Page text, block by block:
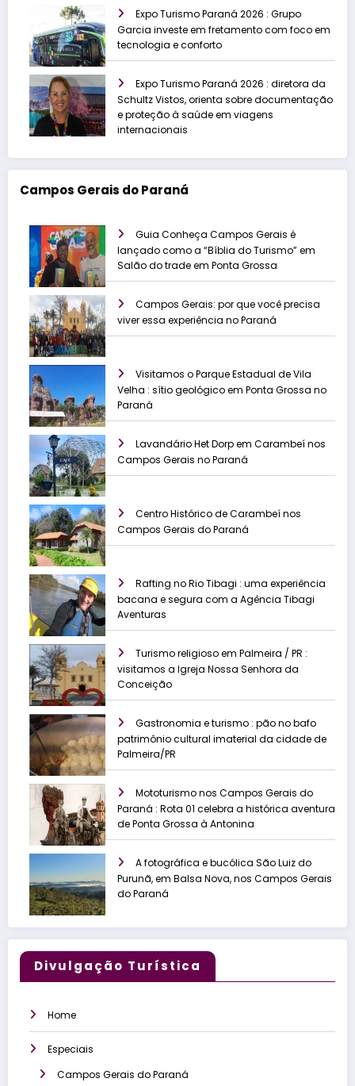
Expo Turismo Paraná 2026 : Grupo
Garcia investe em fretamento com foco em
tecnologia e conforto
Expo Turismo Paraná 2026 : diretora da
Schultz Vistos, orienta sobre documentação
e proteção à saúde em viagens
internacionais
Campos Gerais do Paraná
Guia Conheça Campos Gerais é
lançado como a “Bíblia do Turismo” em
Salão do trade em Ponta Grossa
Campos Gerais: por que você precisa
viver essa experiência no Paraná
Visitamos o Parque Estadual de Vila
Velha : sítio geológico em Ponta Grossa no
Paraná
Lavandário Het Dorp em Carambeí nos
Campos Gerais no Paraná
Centro Histórico de Carambeí nos
Campos Gerais do Paraná
Rafting no Rio Tibagi : uma experiência
bacana e segura com a Agência Tibagi
Aventuras
Turismo religioso em Palmeira / PR :
visitamos a Igreja Nossa Senhora da
Conceição
Gastronomia e turismo : pão no bafo
patrimônio cultural imaterial da cidade de
Palmeira/PR
Mototurismo nos Campos Gerais do
Paraná : Rota 01 celebra a histórica aventura
de Ponta Grossa à Antonina
A fotográfica e bucólica São Luiz do
Purunã, em Balsa Nova, nos Campos Gerais
do Paraná
Divulgação Turística
Home
Especiais
Campos Gerais do Paraná